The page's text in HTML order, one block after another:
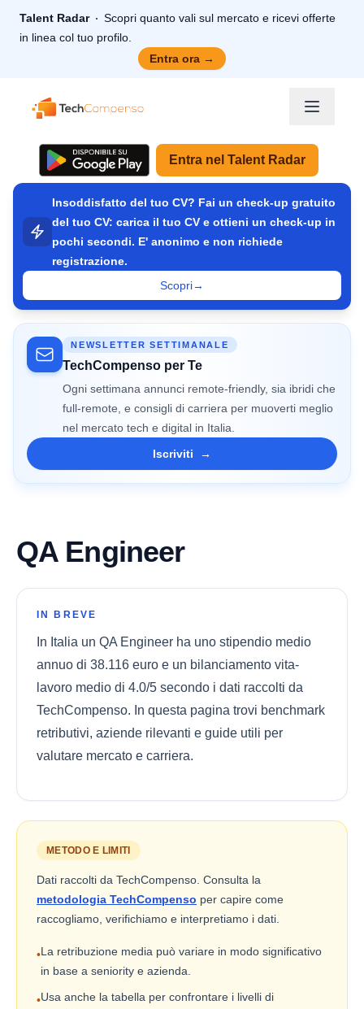
Talent Radar
Scopri quanto vali sul mercato e ricevi offerte
in linea col tuo profilo.
Entra ora →
TechCompenso
Entra nel Talent Radar
Insoddisfatto del tuo CV? Fai un check-up gratuito
del tuo CV: carica il tuo CV e ottieni un check-up in
pochi secondi. E' anonimo e non richiede
registrazione.
Scopri→
NEWSLETTER SETTIMANALE
TechCompenso per Te
Ogni settimana annunci remote-friendly, sia ibridi che
full-remote, e consigli di carriera per muoverti meglio
nel mercato tech e digital in Italia.
Iscriviti
→
QA Engineer
IN BREVE
In Italia un QA Engineer ha uno stipendio medio
annuo di 38.116 euro e un bilanciamento vita-
lavoro medio di 4.0/5 secondo i dati raccolti da
TechCompenso. In questa pagina trovi benchmark
retributivi, aziende rilevanti e guide utili per
valutare mercato e carriera.
METODO E LIMITI
Dati raccolti da TechCompenso. Consulta la
metodologia TechCompenso per capire come
raccogliamo, verifichiamo e interpretiamo i dati.
•La retribuzione media può variare in modo significativo
in base a seniority e azienda.
•Usa anche la tabella per confrontare i livelli di